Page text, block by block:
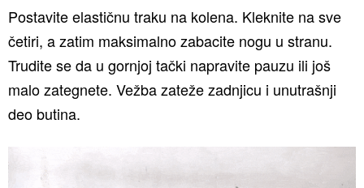
Postavite elastičnu traku na kolena. Kleknite na sve
četiri, a zatim maksimalno zabacite nogu u stranu.
Trudite se da u gornjoj tački napravite pauzu ili još
malo zategnete. Vežba zateže zadnjicu i unutrašnji
deo butina.